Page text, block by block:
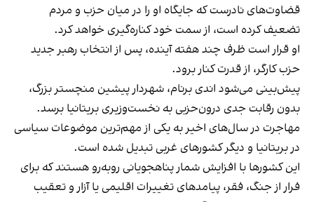
قضاوت‌های نادرست که جایگاه او را در میان حزب و مردم
تضعیف کرده است، از سمت خود کناره‌گیری خواهد کرد.
او قرار است ظرف چند هفته آینده، پس از انتخاب رهبر جدید
حزب کارگر، از قدرت کنار برود.
پیش‌بینی می‌شود اندی برنام، شهردار پیشین منچستر بزرگ،
بدون رقابت جدی درون‌حزبی به نخست‌وزیری بریتانیا برسد.
مهاجرت در سال‌های اخیر به یکی از مهم‌ترین موضوعات سیاسی
در بریتانیا و دیگر کشورهای غربی تبدیل شده است.
این کشورها با افزایش شمار پناهجویانی روبه‌رو هستند که برای
فرار از جنگ، فقر، پیامدهای تغییرات اقلیمی یا آزار و تعقیب